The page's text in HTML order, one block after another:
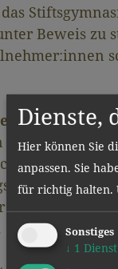
Beweis
Certificate”
Europa
nur die
Lektüre des
Dienste,
Hier können Sie
anpassen. Sie
für richtig halten.
Sonstiges
↓ 1 Dienst